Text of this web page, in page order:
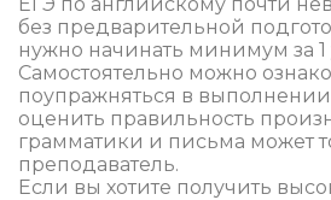
ЕГЭ по английскому почти
без предварительной
нужно начинать минимум за
Самостоятельно можно
поупражняться в
оценить правильность
грамматики и письма может
преподаватель.
Если вы хотите получить